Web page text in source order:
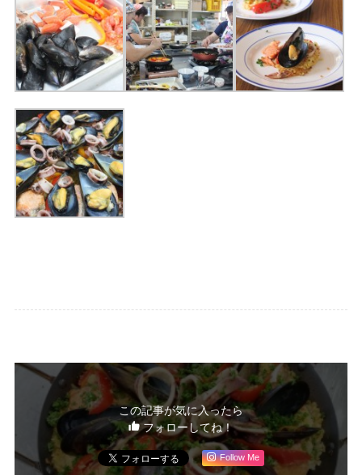
この記事が気に入ったら
フォローしてね！
Follow Me